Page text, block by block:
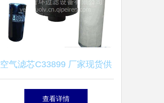
空气滤芯C33899 厂家现货供
应，价格优配图全，泓尔配件
查看详情